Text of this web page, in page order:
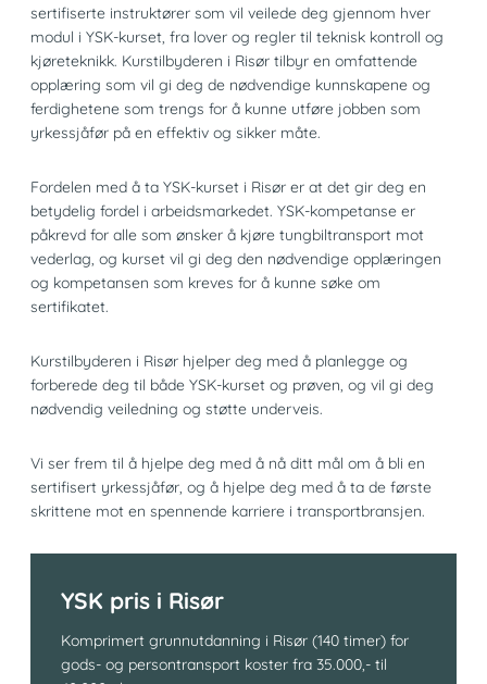
sertifiserte instruktører som vil veilede deg gjennom hver
modul i YSK-kurset, fra lover og regler til teknisk kontroll og
kjøreteknikk. Kurstilbyderen i Risør tilbyr en omfattende
opplæring som vil gi deg de nødvendige kunnskapene og
ferdighetene som trengs for å kunne utføre jobben som
yrkessjåfør på en effektiv og sikker måte.
Fordelen med å ta YSK-kurset i Risør er at det gir deg en
betydelig fordel i arbeidsmarkedet. YSK-kompetanse er
påkrevd for alle som ønsker å kjøre tungbiltransport mot
vederlag, og kurset vil gi deg den nødvendige opplæringen
og kompetansen som kreves for å kunne søke om
sertifikatet.
Kurstilbyderen i Risør hjelper deg med å planlegge og
forberede deg til både YSK-kurset og prøven, og vil gi deg
nødvendig veiledning og støtte underveis.
Vi ser frem til å hjelpe deg med å nå ditt mål om å bli en
sertifisert yrkessjåfør, og å hjelpe deg med å ta de første
skrittene mot en spennende karriere i transportbransjen.
YSK pris i Risør
Komprimert grunnutdanning i Risør (140 timer) for
gods- og persontransport koster fra 35.000,- til